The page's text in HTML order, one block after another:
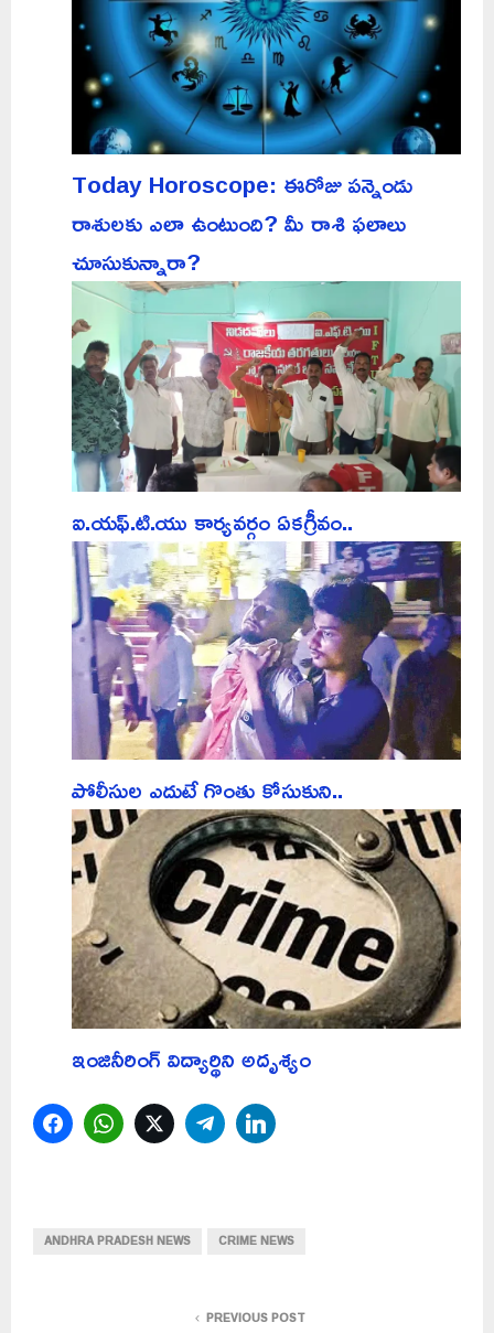
Today Horoscope: ఈరోజు పన్నెండు
రాశులకు ఎలా ఉంటుంది? మీ రాశి ఫలాలు
చూసుకున్నారా?
ఐ.యఫ్.టి.యు కార్యవర్గం ఏకగ్రీవం..
పోలీసుల ఎదుటే గొంతు కోసుకుని..
ఇంజినీరింగ్‌ విద్యార్థిని అదృశ్యం
FacebookWhatsAppTwitterTelegram
ANDHRA PRADESH NEWS CRIME NEWS
PREVIOUS POST